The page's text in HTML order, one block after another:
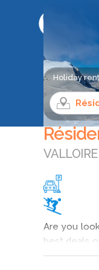
SKI HOLIDAY
Holiday
Ski apartment
VALLOIRE
Are you
best deals
in Valloire !